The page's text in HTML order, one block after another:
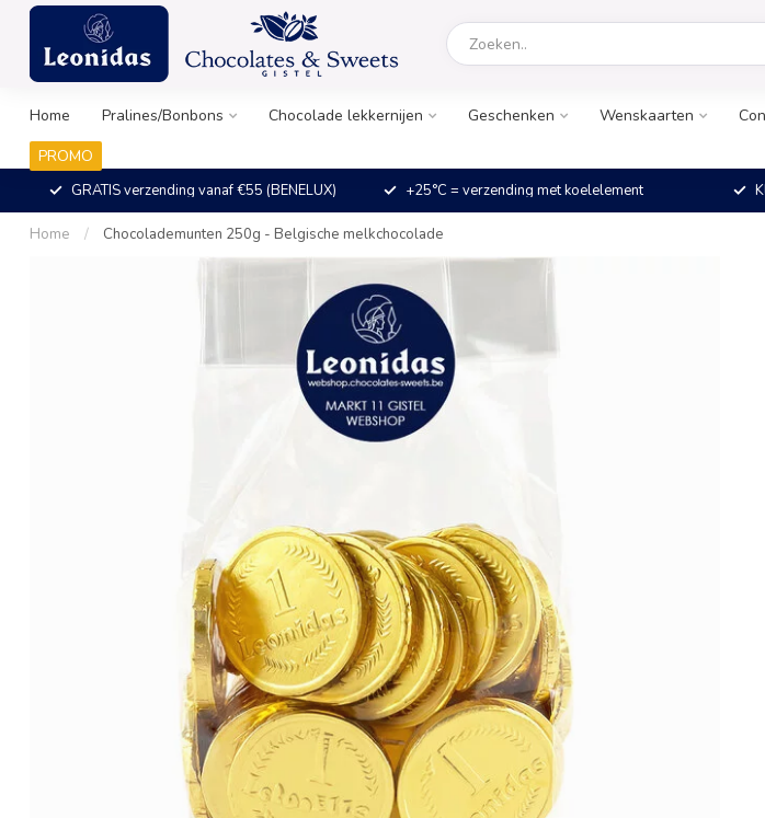
Home Pralines/Bonbons Chocolade lekkernijen Geschenken Wenskaarten
PROMO
GRATIS verzending vanaf €55 (BENELUX) +25°C = verzending met koelelement
Home / Chocolademunten 250g - Belgische melkchocolade